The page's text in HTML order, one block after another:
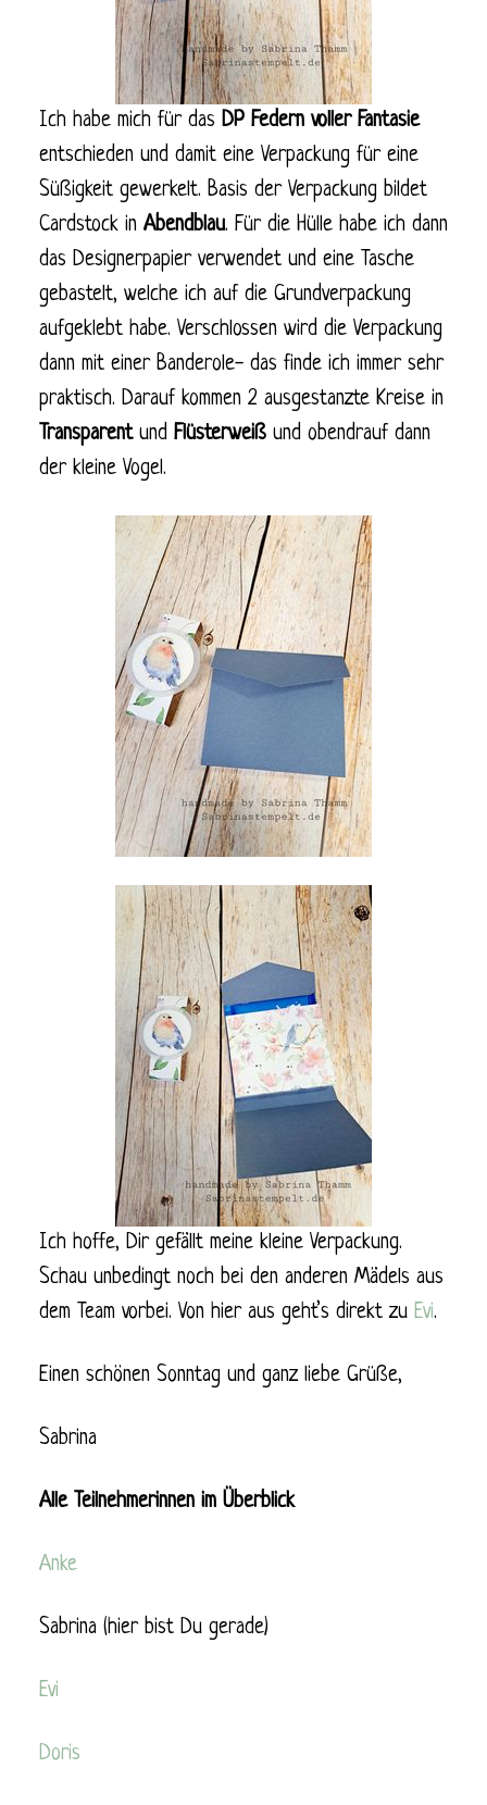
Ich habe mich für das DP Federn voller Fantasie
entschieden und damit eine Verpackung für eine
Süßigkeit gewerkelt. Basis der Verpackung bildet
Cardstock in Abendblau. Für die Hülle habe ich dann
das Designerpapier verwendet und eine Tasche
gebastelt, welche ich auf die Grundverpackung
aufgeklebt habe. Verschlossen wird die Verpackung
dann mit einer Banderole- das finde ich immer sehr
praktisch. Darauf kommen 2 ausgestanzte Kreise in
Transparent und Flüsterweiß und obendrauf dann
der kleine Vogel.
Ich hoffe, Dir gefällt meine kleine Verpackung.
Schau unbedingt noch bei den anderen Mädels aus
dem Team vorbei. Von hier aus geht’s direkt zu Evi.
Einen schönen Sonntag und ganz liebe Grüße,
Sabrina
Alle Teilnehmerinnen im Überblick
Anke
Sabrina (hier bist Du gerade)
Evi
Doris